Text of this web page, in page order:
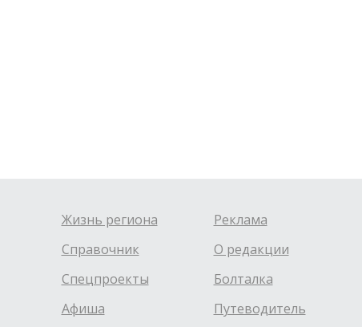
Жизнь региона
Справочник
Спецпроекты
Афиша
Реклама
О редакции
Болталка
Путеводитель